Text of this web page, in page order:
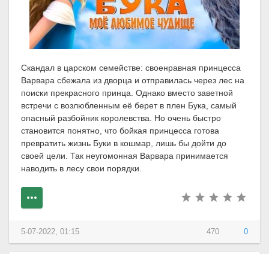
Скандал в царском семействе: своенравная принцесса
Варвара сбежала из дворца и отправилась через лес на
поиски прекрасного принца. Однако вместо заветной
встречи с возлюбленным её берет в плен Бука, самый
опасный разбойник королевства. Но очень быстро
становится понятно, что бойкая принцесса готова
превратить жизнь Буки в кошмар, лишь бы дойти до
своей цели. Так неугомонная Варвара принимается
наводить в лесу свои порядки.
470 0
5-07-2022, 01:15